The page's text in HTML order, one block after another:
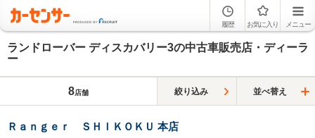
履歴 お気に入り メニュー
ランドローバー ディスカバリー3の中古車販売店・ディーラ
ー
8店舗 絞り込み 並べ替え
Ｒａｎｇｅｒ ＳＨＩＫＯＫＵ 本店